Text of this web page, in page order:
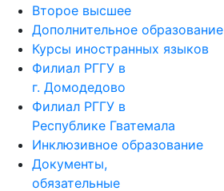
Второе высшее
Дополнительное образование
Курсы иностранных языков
Филиал РГГУ в
г. Домодедово
Филиал РГГУ в
Республике Гватемала
Инклюзивное образование
Документы,
обязательные